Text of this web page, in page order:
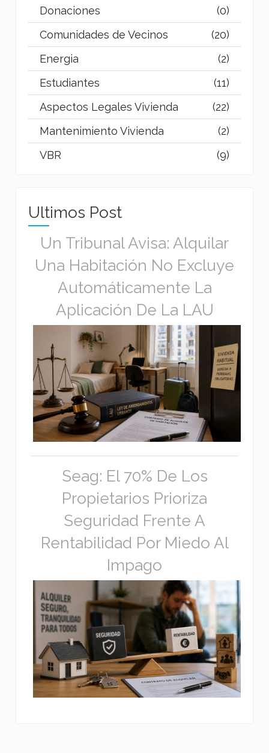
Donaciones
(0)
Comunidades de Vecinos
(20)
Energia
(2)
Estudiantes
(11)
Aspectos Legales Vivienda
(22)
Mantenimiento Vivienda
(2)
VBR
(9)
Ultimos Post
Un Tribunal Avisa: Alquilar
Una Habitación No Excluye
Automáticamente La
Aplicación De La LAU
Seag: El 70% De Los
Propietarios Prioriza
Seguridad Frente A
Rentabilidad Por Miedo Al
Impago